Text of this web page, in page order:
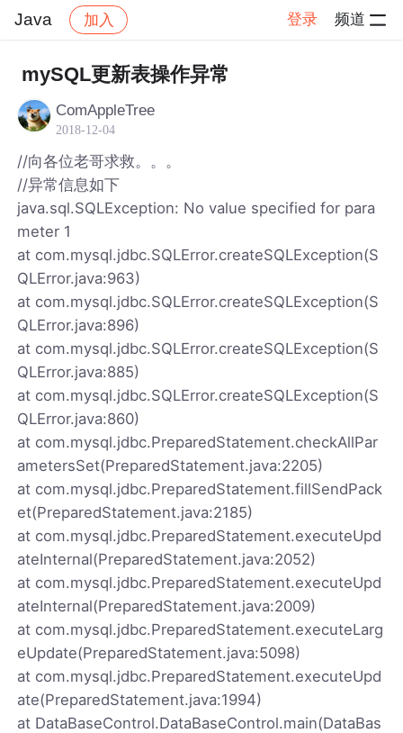
Java 加入 登录 频道
Java 帖子详情
mySQL更新表操作异常
ComAppleTree
2018-12-04
//向各位老哥求救。。。
//异常信息如下
java.sql.SQLException: No value specified for para
meter 1
at com.mysql.jdbc.SQLError.createSQLException(S
QLError.java:963)
at com.mysql.jdbc.SQLError.createSQLException(S
QLError.java:896)
at com.mysql.jdbc.SQLError.createSQLException(S
QLError.java:885)
at com.mysql.jdbc.SQLError.createSQLException(S
QLError.java:860)
at com.mysql.jdbc.PreparedStatement.checkAllPar
ametersSet(PreparedStatement.java:2205)
at com.mysql.jdbc.PreparedStatement.fillSendPack
et(PreparedStatement.java:2185)
at com.mysql.jdbc.PreparedStatement.executeUpd
ateInternal(PreparedStatement.java:2052)
at com.mysql.jdbc.PreparedStatement.executeUpd
ateInternal(PreparedStatement.java:2009)
at com.mysql.jdbc.PreparedStatement.executeLarg
eUpdate(PreparedStatement.java:5098)
at com.mysql.jdbc.PreparedStatement.executeUpd
ate(PreparedStatement.java:1994)
at DataBaseControl.DataBaseControl.main(DataBas